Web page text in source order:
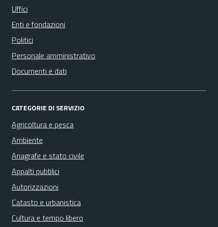
Uffici
Enti e fondazioni
Politici
Personale amministrativo
Documenti e dati
CATEGORIE DI SERVIZIO
Agricoltura e pesca
Ambiente
Anagrafe e stato civile
Appalti pubblici
Autorizzazioni
Catasto e urbanistica
Cultura e tempo libero